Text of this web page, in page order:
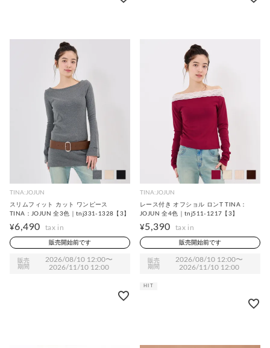
TINA:JOJUN
スリムフィット カット ワンピース
TINA：JOJUN 全3色｜tnj331-1328【3】
¥6,490
販売開始前です
販売
期間
2026/08/10 12:00〜
2026/11/10 12:00
TINA:JOJUN
レース付き オフショル ロンT TINA：
JOJUN 全4色｜tnj511-1217【3】
¥5,390
販売開始前です
販売
期間
2026/08/10 12:00〜
2026/11/10 12:00
HIT